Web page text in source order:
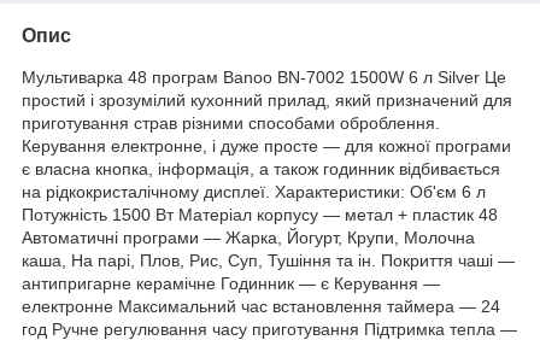
Опис
Мультиварка 48 програм Banoo BN-7002 1500W 6 л Silver Це
простий і зрозумілий кухонний прилад, який призначений для
приготування страв різними способами оброблення.
Керування електронне, і дуже просте — для кожної програми
є власна кнопка, інформація, а також годинник відбивається
на рідкокристалічному дисплеї. Характеристики: Об'єм 6 л
Потужність 1500 Вт Матеріал корпусу — метал + пластик 48
Автоматичні програми — Жарка, Йогурт, Крупи, Молочна
каша, На парі, Плов, Рис, Суп, Тушіння та ін. Покриття чаші —
антипригарне керамічне Годинник — є Керування —
електронне Максимальний час встановлення таймера — 24
год Ручне регулювання часу приготування Підтримка тепла —